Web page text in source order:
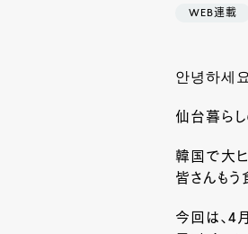
WEB連載
안녕하세
仙台暮ら
韓国で大ヒ
皆さんもう
今回は、4